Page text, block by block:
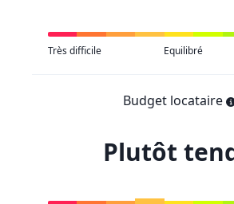
Très difficile Equilibré
Budget locataire
Plutôt